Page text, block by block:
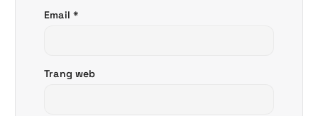
Email *
Trang web